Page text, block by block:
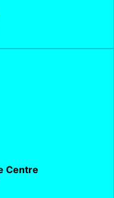
Centre